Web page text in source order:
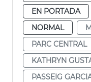
EN PORTADA
NORMAL
PARC CENTRAL
KATHRYN
PASSEIG